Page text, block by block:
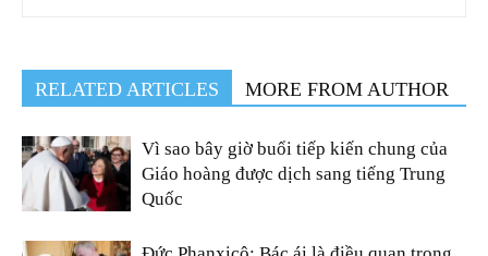
RELATED ARTICLES MORE FROM AUTHOR
Vì sao bây giờ buổi tiếp kiến chung của
Giáo hoàng được dịch sang tiếng Trung
Quốc